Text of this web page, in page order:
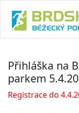
Přihláška na
parkem
Registrace do